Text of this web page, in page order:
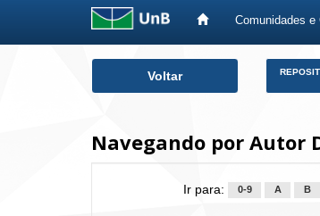
Comunidades e
Voltar
Navegando por Autor
Ir para: 0-9 A B